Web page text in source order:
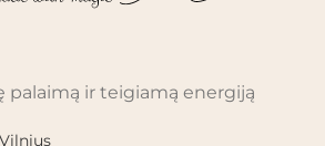
palaimą ir teigiamą energiją